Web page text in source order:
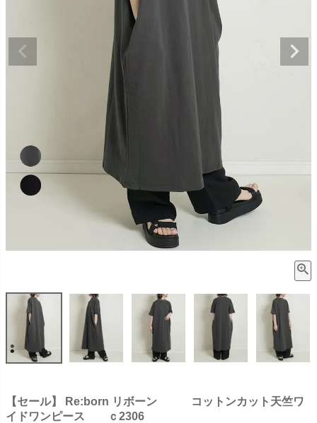
【セール】 Re:born リボーン コットンカット天竺ワ
イドワンピース ｃ2306